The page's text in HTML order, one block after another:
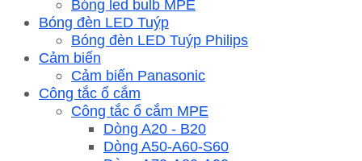
Bóng led bulb MPE
Bóng đèn LED Tuýp
Bóng đèn LED Tuýp Philips
Cảm biến
Cảm biến Panasonic
Công tắc ổ cắm
Công tắc ổ cắm MPE
Dòng A20 - B20
Dòng A50-A60-S60